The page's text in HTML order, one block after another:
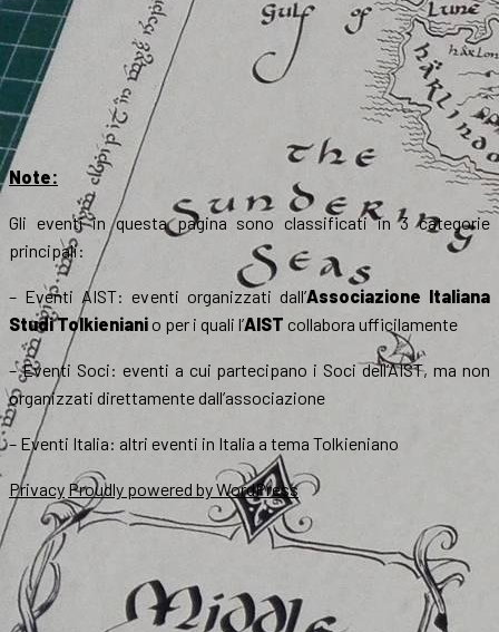
Note:
Gli eventi in questa pagina sono classificati in 3 categorie
principali:
– Eventi AIST: eventi organizzati dall’Associazione Italiana
Studi Tolkienianio per i quali l’AIST collabora ufficilamente
– Eventi Soci: eventi a cui partecipano i Soci dell’AIST, ma non
organizzati direttamente dall’associazione
– Eventi Italia: altri eventi in Italia a tema Tolkieniano
Privacy Proudly powered by WordPress